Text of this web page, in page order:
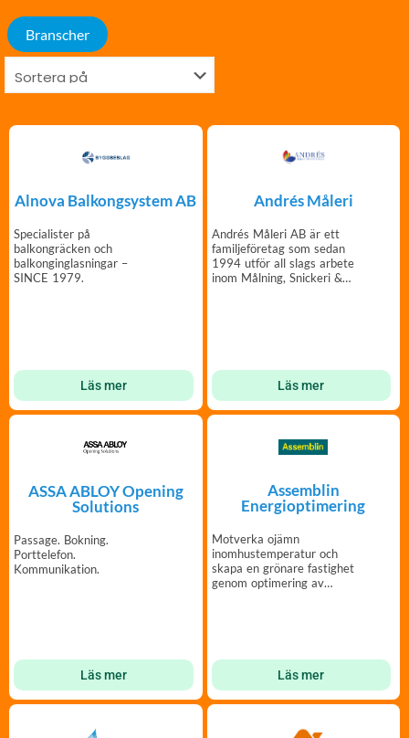
Branscher
Alnova Balkongsystem AB
Specialister på
balkongräcken och
balkonginglasningar –
SINCE 1979.
Läs mer
Andrés Måleri
Andrés Måleri AB är ett
familjeföretag som sedan
1994 utför all slags arbete
inom Målning, Snickeri &
Läs mer
ASSA ABLOY Opening
Solutions
Passage. Bokning.
Porttelefon.
Kommunikation.
Läs mer
Assemblin
Energioptimering
Motverka ojämn
inomhustemperatur och
skapa en grönare fastighet
genom optimering av
Läs mer